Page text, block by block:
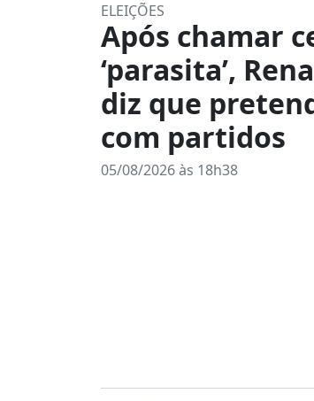
ELEIÇÕES
Após chamar
‘parasita’,
diz que
com partidos
05/08/2026 às 18h38